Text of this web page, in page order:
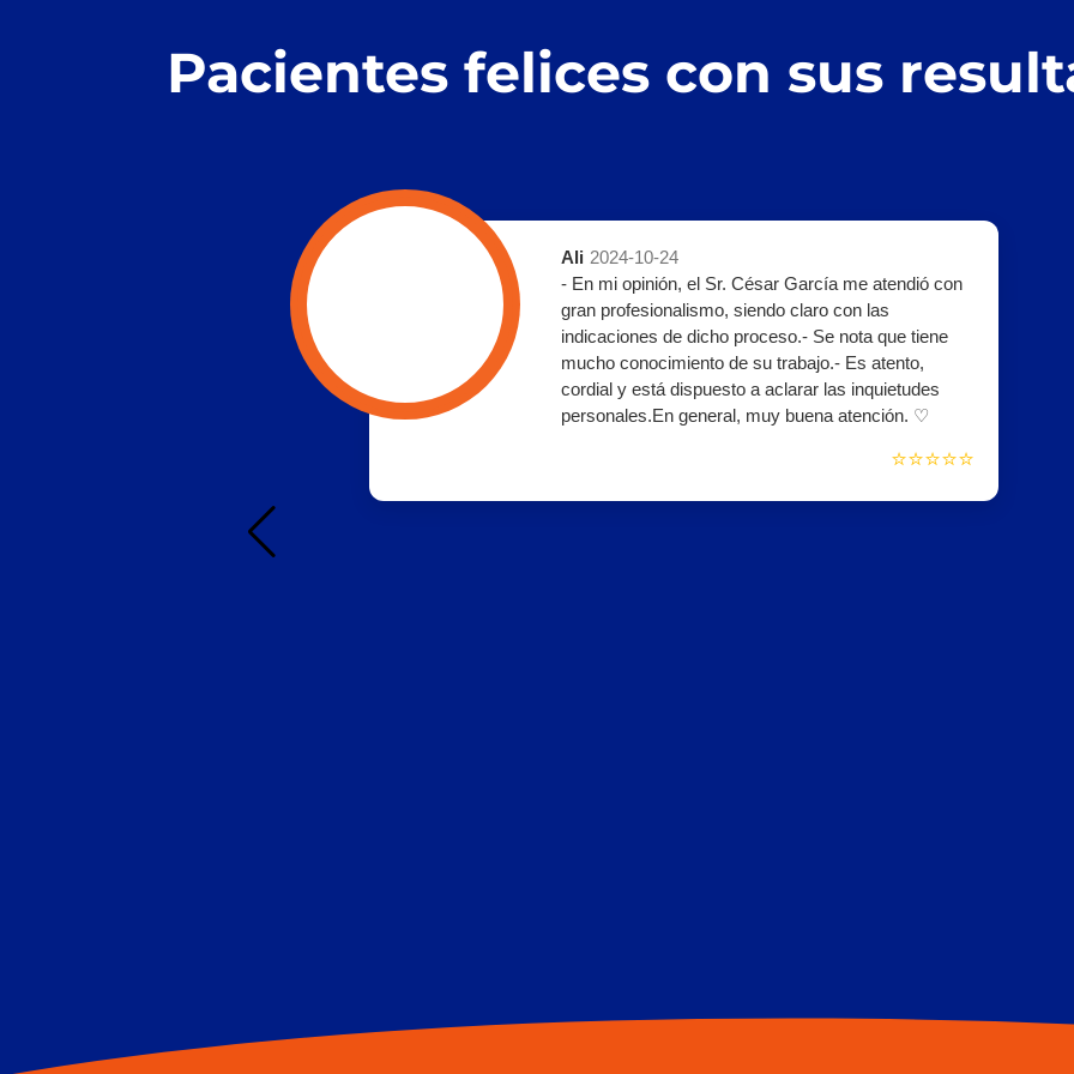
Pacientes felices con sus
Ali 2024-10-24
- En mi opinión, el Sr. César García me atendió con
gran profesionalismo, siendo claro con las
indicaciones de dicho proceso.- Se nota que tiene
mucho conocimiento de su trabajo.- Es atento,
cordial y está dispuesto a aclarar las inquietudes
personales.En general, muy buena atención. ♡
⭐⭐⭐⭐⭐